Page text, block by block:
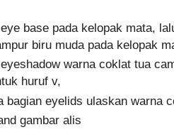
base pada kelopak mata,
biru muda pada kelopak
warna coklat tua
huruf v,
bagian eyelids ulaskan warna
gambar alis